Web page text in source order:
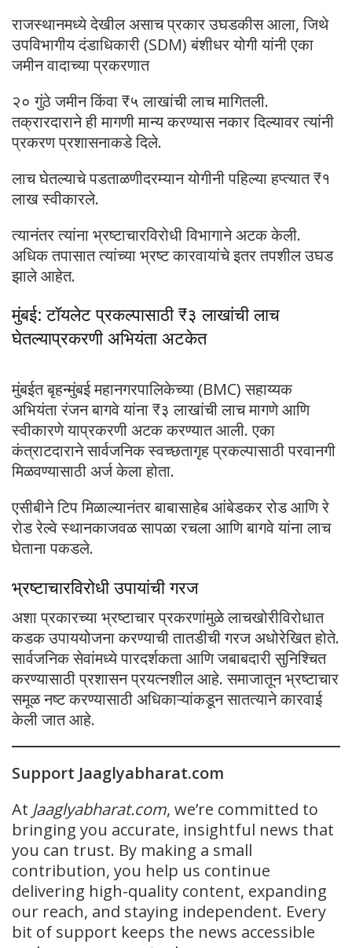
राजस्थानमध्ये देखील असाच प्रकार उघडकीस आला, जिथे
उपविभागीय दंडाधिकारी (SDM) बंशीधर योगी यांनी एका
जमीन वादाच्या प्रकरणात
२० गुंठे जमीन किंवा ₹५ लाखांची लाच मागितली.
तक्रारदाराने ही मागणी मान्य करण्यास नकार दिल्यावर त्यांनी
प्रकरण प्रशासनाकडे दिले.
लाच घेतल्याचे पडताळणीदरम्यान योगीनी पहिल्या हप्त्यात ₹१
लाख स्वीकारले.
त्यानंतर त्यांना भ्रष्टाचारविरोधी विभागाने अटक केली.
अधिक तपासात त्यांच्या भ्रष्ट कारवायांचे इतर तपशील उघड
झाले आहेत.
मुंबई: टॉयलेट प्रकल्पासाठी ₹३ लाखांची लाच
घेतल्याप्रकरणी अभियंता अटकेत
मुंबईत बृहन्मुंबई महानगरपालिकेच्या (BMC) सहाय्यक
अभियंता रंजन बागवे यांना ₹३ लाखांची लाच मागणे आणि
स्वीकारणे याप्रकरणी अटक करण्यात आली. एका
कंत्राटदाराने सार्वजनिक स्वच्छतागृह प्रकल्पासाठी परवानगी
मिळवण्यासाठी अर्ज केला होता.
एसीबीने टिप मिळाल्यानंतर बाबासाहेब आंबेडकर रोड आणि रे
रोड रेल्वे स्थानकाजवळ सापळा रचला आणि बागवे यांना लाच
घेताना पकडले.
भ्रष्टाचारविरोधी उपायांची गरज
अशा प्रकारच्या भ्रष्टाचार प्रकरणांमुळे लाचखोरीविरोधात
कडक उपाययोजना करण्याची तातडीची गरज अधोरेखित होते.
सार्वजनिक सेवांमध्ये पारदर्शकता आणि जबाबदारी सुनिश्चित
करण्यासाठी प्रशासन प्रयत्नशील आहे. समाजातून भ्रष्टाचार
समूळ नष्ट करण्यासाठी अधिकाऱ्यांकडून सातत्याने कारवाई
केली जात आहे.
Support Jaaglyabharat.com
At Jaaglyabharat.com, we’re committed to
bringing you accurate, insightful news that
you can trust. By making a small
contribution, you help us continue
delivering high-quality content, expanding
our reach, and staying independent. Every
bit of support keeps the news accessible